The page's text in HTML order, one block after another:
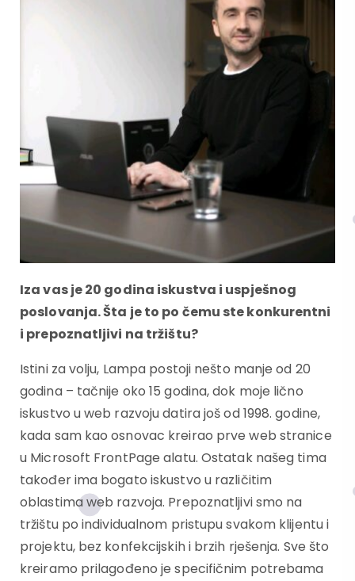
Iza vas je 20 godina iskustva i uspješnog
poslovanja. Šta je to po čemu ste konkurentni
i prepoznatljivi na tržištu?
Istini za volju, Lampa postoji nešto manje od 20
godina – tačnije oko 15 godina, dok moje lično
iskustvo u web razvoju datira još od 1998. godine,
kada sam kao osnovac kreirao prve web stranice
u Microsoft FrontPage alatu. Ostatak našeg tima
također ima bogato iskustvo u različitim
oblastima web razvoja. Prepoznatljivi smo na
tržištu po individualnom pristupu svakom klijentu i
projektu, bez konfekcijskih i brzih rješenja. Sve što
kreiramo prilagođeno je specifičnim potrebama